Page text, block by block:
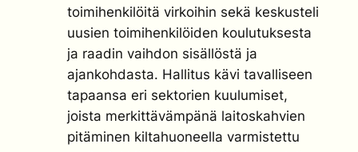
toimihenkilöitä virkoihin sekä keskusteli
uusien toimihenkilöiden koulutuksesta
ja raadin vaihdon sisällöstä ja
ajankohdasta. Hallitus kävi tavalliseen
tapaansa eri sektorien kuulumiset,
joista merkittävämpänä laitoskahvien
pitäminen kiltahuoneella varmistettu